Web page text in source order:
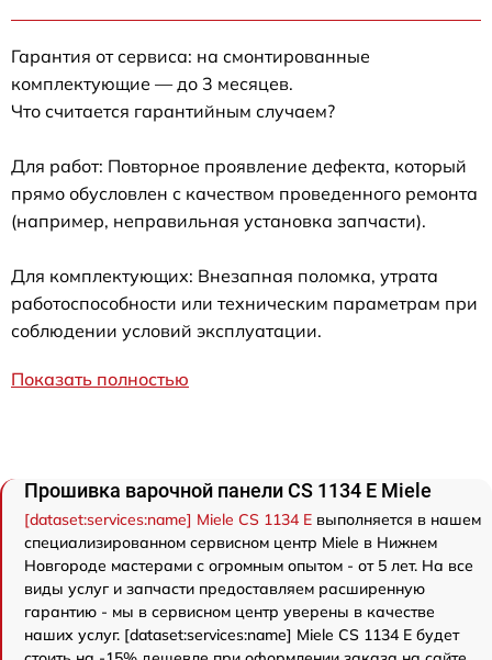
Гарантия от сервиса: на смонтированные
комплектующие — до 3 месяцев.
Что считается гарантийным случаем?
Для работ: Повторное проявление дефекта, который
прямо обусловлен с качеством проведенного ремонта
(например, неправильная установка запчасти).
Для комплектующих: Внезапная поломка, утрата
работоспособности или техническим параметрам при
соблюдении условий эксплуатации.
Показать полностью
Прошивка варочной панели CS 1134 E Miele
[dataset:services:name] Miele CS 1134 E выполняется в нашем
специализированном сервисном центр Miele в Нижнем
Новгороде мастерами с огромным опытом - от 5 лет. На все
виды услуг и запчасти предоставляем расширенную
гарантию - мы в сервисном центр уверены в качестве
наших услуг. [dataset:services:name] Miele CS 1134 E будет